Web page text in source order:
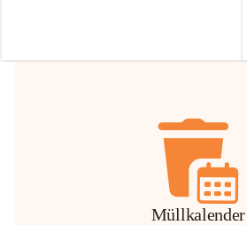
Hilfsbereitschaft!
Müllkalender